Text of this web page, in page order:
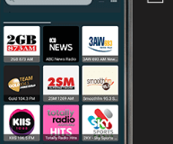
Conspiracy Theories,
Cults, & Crimes